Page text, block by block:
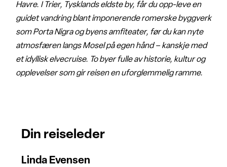
Havre. I Trier, Tysklands eldste by, får du opp-leve en
guidet vandring blant imponerende romerske byggverk
som Porta Nigra og byens amfiteater, før du kan nyte
atmosfæren langs Mosel på egen hånd – kanskje med
et idyllisk elvecruise. To byer fulle av historie, kultur og
opplevelser som gir reisen en uforglemmelig ramme.
Din reiseleder
Linda Evensen